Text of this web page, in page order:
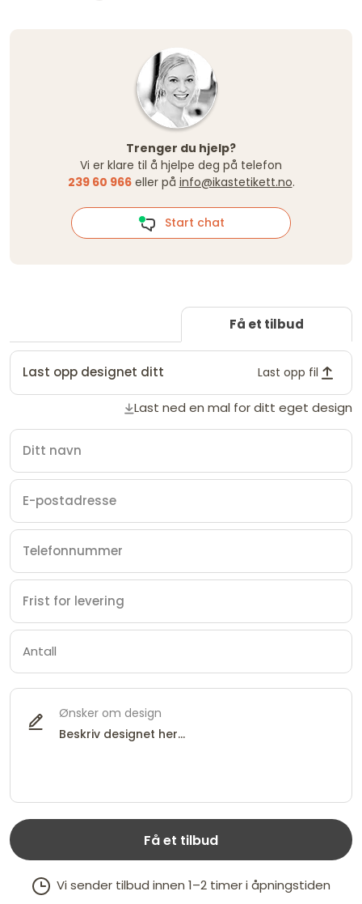
Trenger du hjelp?
Vi er klare til å hjelpe deg på telefon
239 60 966 eller på info@ikastetikett.no.
Start chat
Få et tilbud
Last opp designet ditt Last opp fil
Last ned en mal for ditt eget design
Ønsker om design
Få et tilbud
Vi sender tilbud innen 1–2 timer i åpningstiden